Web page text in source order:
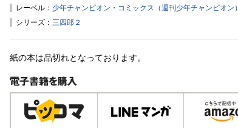
レーベル： 少年チャンピオン・コミックス（週刊少年チャンピオン）
シリーズ： 三四郎２
紙の本は品切れとなっております。
電子書籍で購入